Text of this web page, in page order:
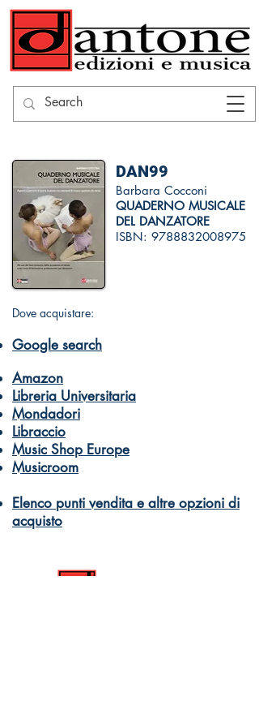
DAN99
Barbara Cocconi
QUADERNO MUSICALE
DEL DANZATORE
ISBN: 9788832008975
Dove acquistare:
Google search
Amazon
Libreria Universitaria
Mondadori
Libraccio
Music Shop Europe
Musicroom
Elenco punti vendita e altre opzioni di
acquisto